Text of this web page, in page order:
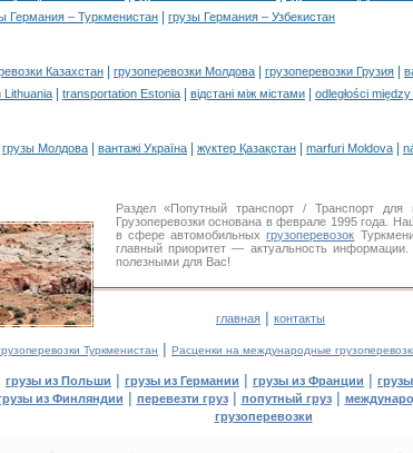
Германия – Туркменистан грузы Германия – Узбекистан
Казахстан грузоперевозки Молдова грузоперевозки Грузия
Lithuania transportation Estonia відстані між містами odległości
грузы Молдова вантажі Україна жүктер Қазақстан marfuri Moldova
Раздел «Попутный транспорт / Транспорт
Грузоперевозки основана в феврале 1995 года.
в сфере автомобильныхгрузоперевозок
главный приоритет — актуальность
полезными для Вас!
главная | контакты
Туркменистан | Расценки на международные
грузы из Польши | грузы из Германии | грузы из Франции |
из Финляндии | перевезти груз| попутный груз|
грузоперевозки